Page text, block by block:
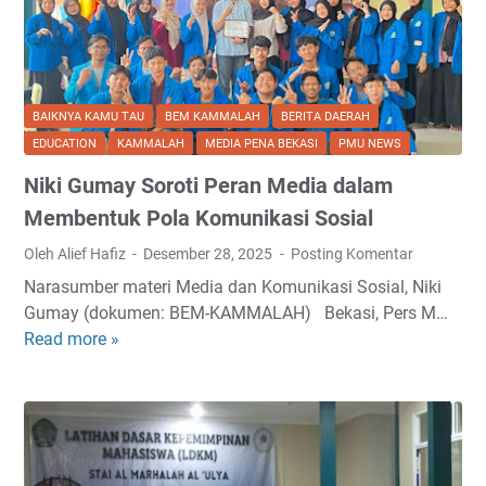
M
e
r
a
w
a
t
A
l
a
m
d
g
a
A
k
s
a
K
e
d
d
P
s
A
i
c
a
r
a
I
n
t
e
r
i
t
T
a
p
BAIKNYA KAMU TAU BEM KAMMALAH
BERITA DAERAH
EDUCATION
KAMMALAH MEDIA PENA BEKASI PMU NEWS
Niki Gumay Soroti Peran Media dalam
Membentuk Pola Komunikasi Sosial
Oleh Alief Hafiz Desember 28, 2025 Posting Komentar
Narasumber materi Media dan Komunikasi Sosial, Niki
Gumay (dokumen: BEM-KAMMALAH) Bekasi, Pers M…
Read more »
i
G
u